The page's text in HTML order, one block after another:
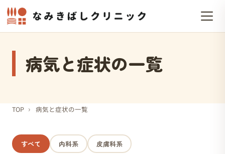
病気と症状の一覧
TOP › 病気と症状の一覧
すべて 内科系 皮膚科系